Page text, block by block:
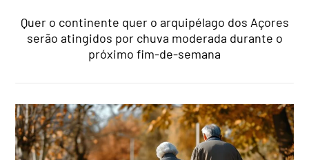
Quer o continente quer o arquipélago dos Açores
serão atingidos por chuva moderada durante o
próximo fim-de-semana